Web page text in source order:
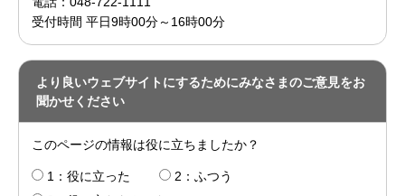
受付時間 平日9時00分～16時00分
より良いウェブサイトにするためにみなさまのご意見をお
聞かせください
このページの情報は役に立ちましたか？
1：役に立った
2：ふつう